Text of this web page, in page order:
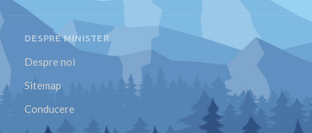
DESPRE MINISTER
Despre noi
Sitemap
Conducere